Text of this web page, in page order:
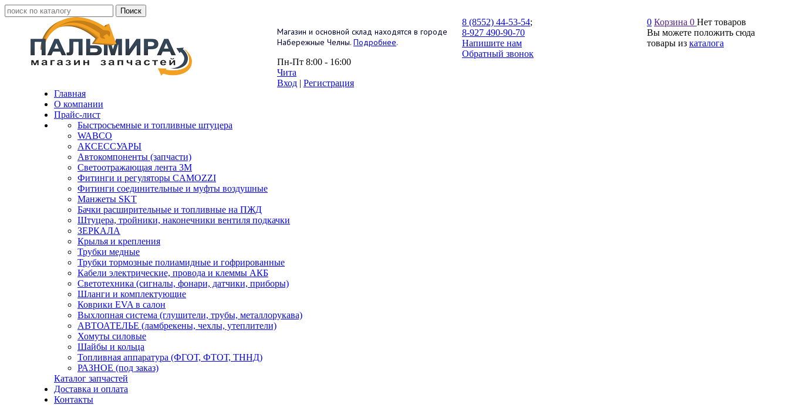
Магазин и основной склад находятся в городе
Набережные Челны. Подробнее.
Пн-Пт 8:00 - 16:00
Чита
Вход | Регистрация
8 (8552) 44-53-54;
8-927 490-90-70
Напишите нам
Обратный звонок
0 Корзина 0 Нет товаров
Вы можете положить сюда
товары из каталога
Главная
О компании
Прайс-лист
Быстросъемные и топливные штуцера
WABCO
АКСЕССУАРЫ
Автокомпоненты (запчасти)
Светоотражающая лента 3М
Фитинги и регуляторы CAMOZZI
Фитинги соединительные и муфты воздушные
Манжеты SKT
Бачки расширительные и топливные на ПЖД
Штуцера, тройники, наконечники вентиля подкачки
ЗЕРКАЛА
Крылья и крепления
Трубки медные
Трубки тормозные полиамидные и гофрированные
Кабели электрические, провода и клеммы АКБ
Светотехника (сигналы, фонари, датчики, приборы)
Шланги и комплектующие
Коврики EVA в салон
Выхлопная система (глушители, трубы, металлорукава)
АВТОАТЕЛЬЕ (ламбрекены, чехлы, утеплители)
Хомуты силовые
Шайбы и кольца
Топливная аппаратура (ФГОТ, ФТОТ, ТННД)
РАЗНОЕ (под заказ)
Каталог запчастей
Доставка и оплата
Контакты